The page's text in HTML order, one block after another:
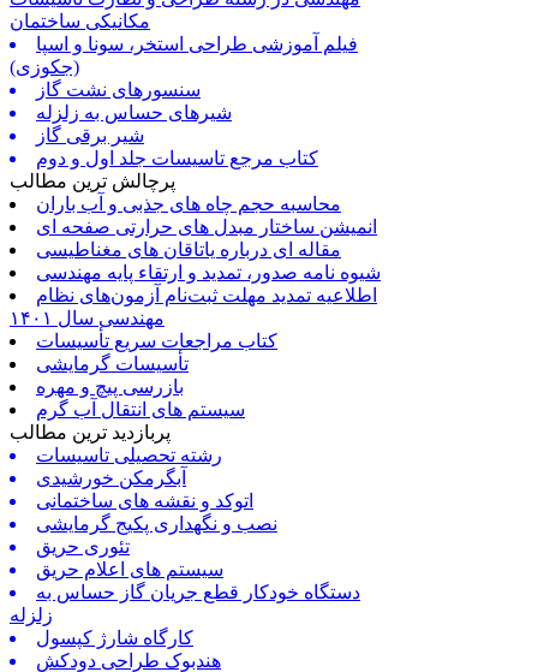
مکانیکی ساختمان
فیلم آموزشی طراحی استخر، سونا و اسپا
(جکوزی)
سنسورهای نشت گاز
شیرهای حساس به زلزله
شیر برقی گاز
کتاب مرجع تاسیسات جلد اول و دوم
پرچالش ترین مطالب
محاسبه حجم چاه های جذبی و آب باران
انمیشن ساختار مبدل های حرارتی صفحه ای
مقاله ای درباره یاتاقان های مغناطیسی
شیوه نامه صدور، تمدید و ارتقاء پایه مهندسی
اطلاعیه تمدید مهلت ثبت‌نام آزمون‌های نظام
مهندسی سال ۱۴۰۱
کتاب مراجعات سریع تأسیسات
تأسیسات گرمایشی
بازرسی پیچ و مهره
سیستم های انتقال آب گرم
پربازدید ترین مطالب
رشته تحصیلی تاسیسات
آبگرمکن خورشیدی
اتوکد و نقشه های ساختمانی
نصب و نگهداری پکیج گرمایشی
تئوری حریق
سیستم های اعلام حریق
دستگاه خودکار قطع جریان گاز حساس به
زلزله
کارگاه شارژ کپسول
هندبوک طراحی دودکش